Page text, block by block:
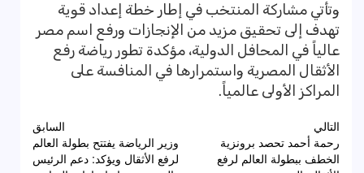
وتأتي مشاركة المنتخب في إطار خطة إعداد قوية
تهدف إلى تحقيق مزيد من الإنجازات ورفع اسم مصر
عالياً في المحافل الدولية، مؤكدة تطور رياضة رفع
الأثقال المصرية واستمرارها في المنافسة على
المراكز الأولى عالمياً.
تصفّح
المقالات
السابق
وزير الرياضة يفتتح بطولة العالم
لرفع الأثقال ويؤكد: دعم الرئيس
التالي
رحمة أحمد تحصد برونزية
الخطف ببطولة العالم لرفع